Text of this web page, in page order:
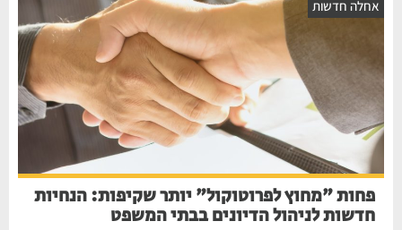
אחלה חדשות
פחות "מחוץ לפרוטוקול" יותר שקיפות: הנחיות
חדשות לניהול הדיונים בבתי המשפט